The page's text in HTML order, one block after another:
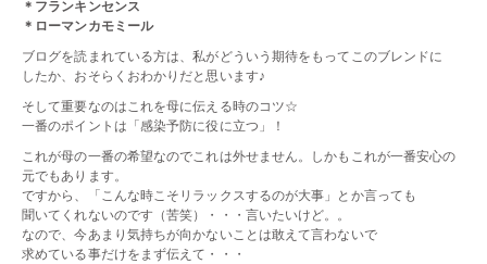
＊フランキンセンス
＊ローマンカモミール
ブログを読まれている方は、私がどういう期待をもってこのブレンドに
したか、おそらくおわかりだと思います♪
そして重要なのはこれを母に伝える時のコツ☆
一番のポイントは「感染予防に役に立つ」！
これが母の一番の希望なのでこれは外せません。しかもこれが一番安心の
元でもあります。
ですから、「こんな時こそリラックスするのが大事」とか言っても
聞いてくれないのです（苦笑）・・・言いたいけど。。
なので、今あまり気持ちが向かないことは敢えて言わないで
求めている事だけをまず伝えて・・・